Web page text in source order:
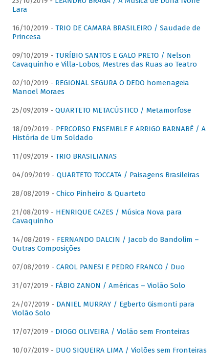
Lara
16/10/2019 - TRIO DE CAMARA BRASILEIRO / Saudade de
Princesa
09/10/2019 - TURÍBIO SANTOS E GALO PRETO / Nelson
Cavaquinho e Villa-Lobos, Mestres das Ruas ao Teatro
02/10/2019 - REGIONAL SEGURA O DEDO homenageia
Manoel Moraes
25/09/2019 - QUARTETO METACÚSTICO / Metamorfose
18/09/2019 - PERCORSO ENSEMBLE E ARRIGO BARNABÈ / A
História de Um Soldado
11/09/2019 - TRIO BRASILIANAS
04/09/2019 - QUARTETO TOCCATA / Paisagens Brasileiras
28/08/2019 - Chico Pinheiro & Quarteto
21/08/2019 - HENRIQUE CAZES / Música Nova para
Cavaquinho
14/08/2019 - FERNANDO DALCIN / Jacob do Bandolim –
Outras Composições
07/08/2019 - CAROL PANESI E PEDRO FRANCO / Duo
31/07/2019 - FÁBIO ZANON / Américas – Violão Solo
24/07/2019 - DANIEL MURRAY / Egberto Gismonti para
Violão Solo
17/07/2019 - DIOGO OLIVEIRA / Violão sem Fronteiras
10/07/2019 - DUO SIQUEIRA LIMA / Violões sem Fronteiras